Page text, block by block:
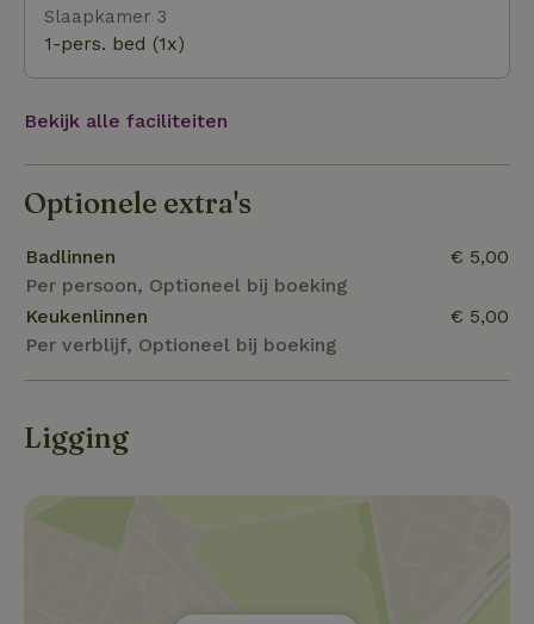
Slaapkamer 3
1-pers. bed (1x)
Bekijk alle faciliteiten
Optionele extra's
Badlinnen
Per persoon, Optioneel bij boeking
€ 5,00
Keukenlinnen
Per verblijf, Optioneel bij boeking
€ 5,00
Ligging